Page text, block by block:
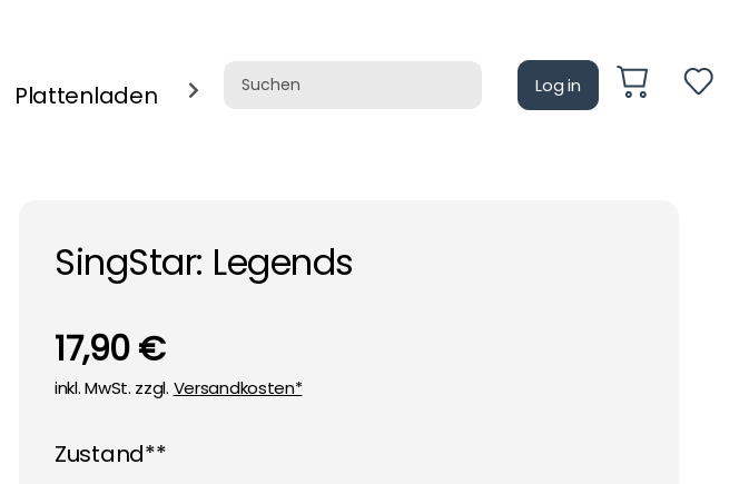
Log in
Plattenladen Ankauf
SingStar: Legends
17,90 €
inkl. MwSt. zzgl. Versandkosten*
Zustand**